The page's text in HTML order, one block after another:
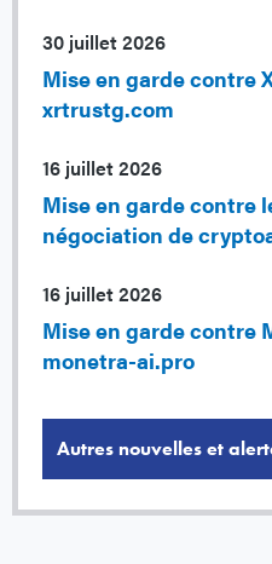
30 juillet 2026
Mise en garde contre
xrtrustg.com
16 juillet 2026
Mise en garde contre
négociation de
16 juillet 2026
Mise en garde contre
monetra-ai.pro
Autres nouvelles et